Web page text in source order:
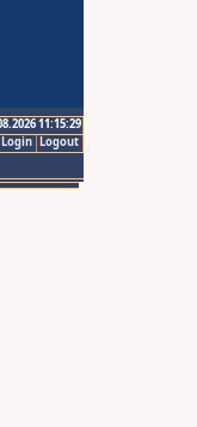
11:15:29
Logout
Login